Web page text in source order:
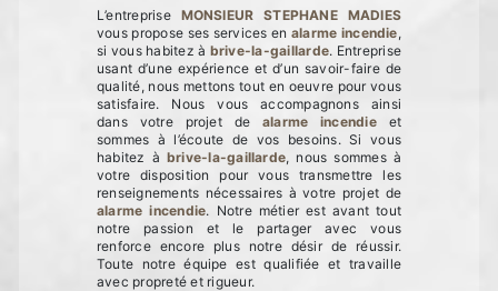
L’entreprise MONSIEUR STEPHANE MADIES
vous propose ses services en alarme incendie,
si vous habitez à brive-la-gaillarde. Entreprise
usant d’une expérience et d’un savoir-faire de
qualité, nous mettons tout en oeuvre pour vous
satisfaire. Nous vous accompagnons ainsi
dans votre projet de alarme incendieet
sommes à l’écoute de vos besoins. Si vous
habitez à brive-la-gaillarde, nous sommes à
votre disposition pour vous transmettre les
renseignements nécessaires à votre projet de
alarme incendie. Notre métier est avant tout
notre passion et le partager avec vous
renforce encore plus notre désir de réussir.
Toute notre équipe est qualifiée et travaille
avec propreté et rigueur.